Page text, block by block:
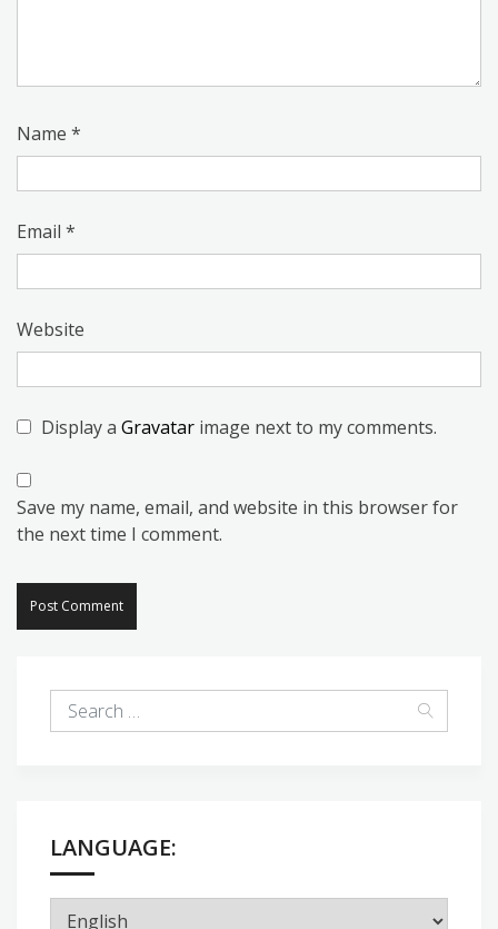
Name *
Email *
Website
Display a Gravatarimage next to my comments.
Save my name, email, and website in this browser for
the next time I comment.
LANGUAGE: